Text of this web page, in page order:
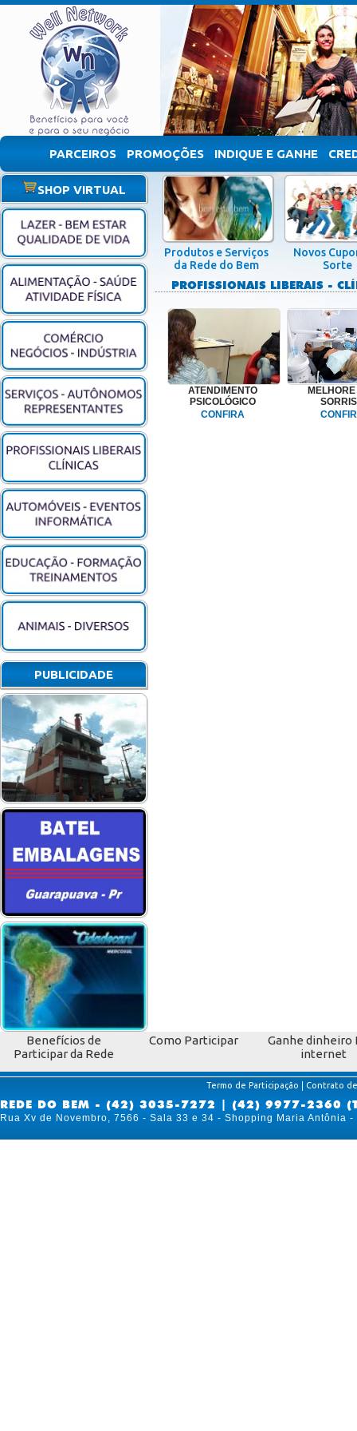
PARCEIROS PROMOÇÕES INDIQUE E GANHE
SHOP VIRTUAL
PUBLICIDADE
Produtos e Serviços
da Rede do Bem
Novos
Sorte
PROFISSIONAIS LIBERAIS -
ATENDIMENTO
PSICOLÓGICO
CONFIRA
Benefícios de
Participar da Rede
Como Participar
Ganhe dinheiro
internet
Termo de Participação | Contrato
REDE DO BEM - (42) 3035-7272 | (42) 9977-2360
Rua Xv de Novembro, 7566 - Sala 33 e 34 - Shopping Maria Antônia -